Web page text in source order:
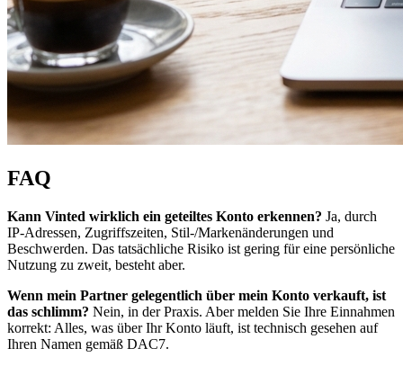
FAQ
Kann Vinted wirklich ein geteiltes Konto erkennen? Ja, durch
IP-Adressen, Zugriffszeiten, Stil-/Markenänderungen und
Beschwerden. Das tatsächliche Risiko ist gering für eine persönliche
Nutzung zu zweit, besteht aber.
Wenn mein Partner gelegentlich über mein Konto verkauft, ist
das schlimm? Nein, in der Praxis. Aber melden Sie Ihre Einnahmen
korrekt: Alles, was über Ihr Konto läuft, ist technisch gesehen auf
Ihren Namen gemäß DAC7.